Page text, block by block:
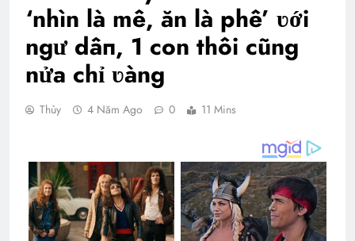
‘nhìn là mê, ăn là phê’ ʋới
ngư dâп, 1 con thôi cũng
nửa chỉ ʋàng
Thùy 4 Năm Ago 0 11 Mins